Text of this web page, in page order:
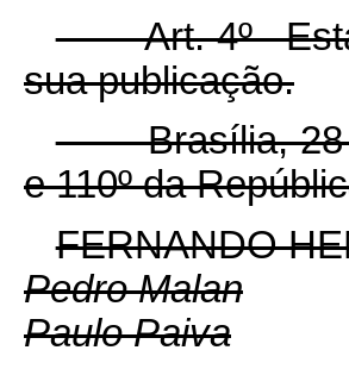
Art. 4º Esta
sua publicação.
Brasília, 28 de
e 110º da
FERNANDO
Pedro Malan
Paulo Paiva